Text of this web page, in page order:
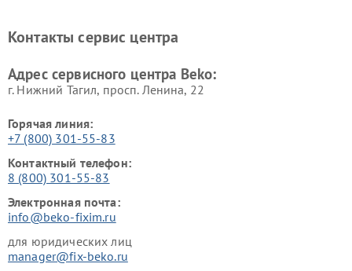
Ремонт холодильников Beko Ремонт морозильных камер
Контакты сервис центра
Адрес сервисного центра Beko:
г. Нижний Тагил, просп. Ленина, 22
Горячая линия:
+7 (800) 301-55-83
Контактный телефон:
8 (800) 301-55-83
Электронная почта:
info@beko-fixim.ru
для юридических лиц
manager@fix-beko.ru